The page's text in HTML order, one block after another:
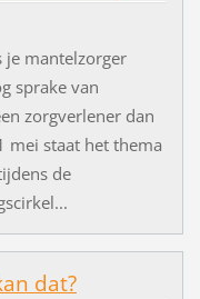
je mantelzorger
sprake van
zorgverlener dan
mei staat het thema
de
dat?